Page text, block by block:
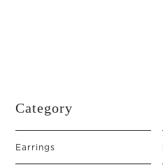
Category
Earrings